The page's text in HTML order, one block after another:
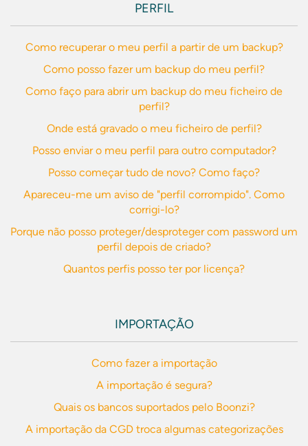
PERFIL
Como recuperar o meu perfil a partir de um backup?
Como posso fazer um backup do meu perfil?
Como faço para abrir um backup do meu ficheiro de
perfil?
Onde está gravado o meu ficheiro de perfil?
Posso enviar o meu perfil para outro computador?
Posso começar tudo de novo? Como faço?
Apareceu-me um aviso de "perfil corrompido". Como
corrigi-lo?
Porque não posso proteger/desproteger com password um
perfil depois de criado?
Quantos perfis posso ter por licença?
IMPORTAÇÃO
Como fazer a importação
A importação é segura?
Quais os bancos suportados pelo Boonzi?
A importação da CGD troca algumas categorizações